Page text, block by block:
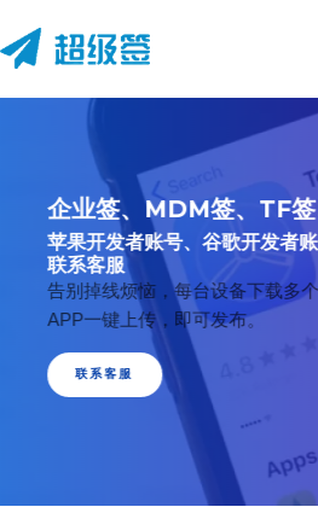
企业签、MDM签、TF
苹果开发者账号、谷歌开发者
联系客服
告别掉线烦恼，每台设备下载多
APP一键上传，即可发布。
联系客服